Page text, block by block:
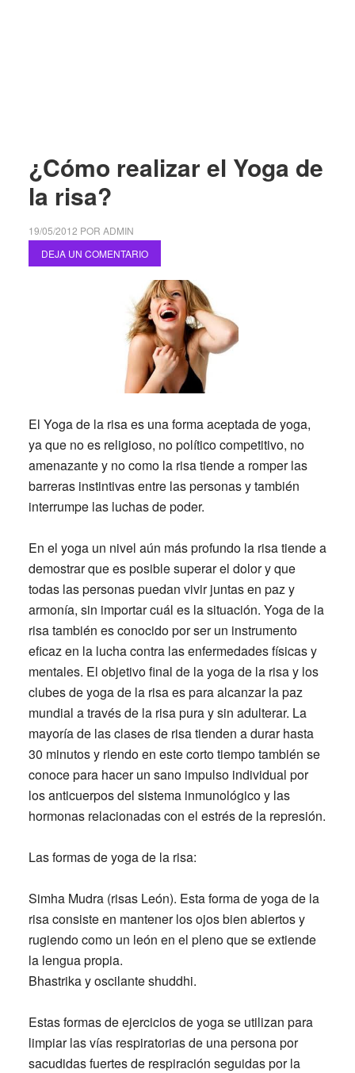
¿Cómo realizar el Yoga de
la risa?
19/05/2012 POR ADMIN
DEJA UN COMENTARIO
El Yoga de la risa es una forma aceptada de yoga,
ya que no es religioso, no político competitivo, no
amenazante y no como la risa tiende a romper las
barreras instintivas entre las personas y también
interrumpe las luchas de poder.
En el yoga un nivel aún más profundo la risa tiende a
demostrar que es posible superar el dolor y que
todas las personas puedan vivir juntas en paz y
armonía, sin importar cuál es la situación. Yoga de la
risa también es conocido por ser un instrumento
eficaz en la lucha contra las enfermedades físicas y
mentales. El objetivo final de la yoga de la risa y los
clubes de yoga de la risa es para alcanzar la paz
mundial a través de la risa pura y sin adulterar. La
mayoría de las clases de risa tienden a durar hasta
30 minutos y riendo en este corto tiempo también se
conoce para hacer un sano impulso individual por
los anticuerpos del sistema inmunológico y las
hormonas relacionadas con el estrés de la represión.
Las formas de yoga de la risa:
Simha Mudra (risas León). Esta forma de yoga de la
risa consiste en mantener los ojos bien abiertos y
rugiendo como un león en el pleno que se extiende
la lengua propia.
Bhastrika y oscilante shuddhi.
Estas formas de ejercicios de yoga se utilizan para
limpiar las vías respiratorias de una persona por
sacudidas fuertes de respiración seguidas por la